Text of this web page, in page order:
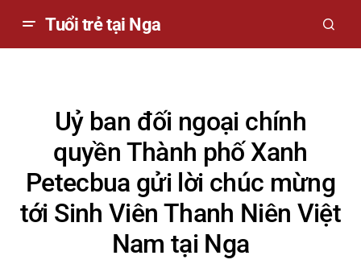
Tuổi trẻ tại Nga
Uỷ ban đối ngoại chính
quyền Thành phố Xanh
Petecbua gửi lời chúc mừng
tới Sinh Viên Thanh Niên Việt
Nam tại Nga